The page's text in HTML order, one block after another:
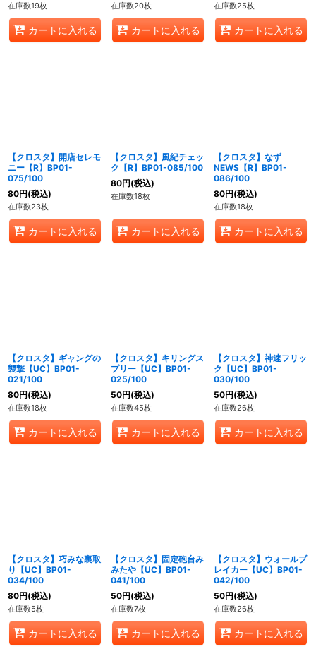
在庫数19枚
カートに入れる
在庫数20枚
カートに入れる
在庫数25枚
カートに入れる
【クロスタ】開店セレモ
ニー【R】BP01-
075/100
80円(税込)
在庫数23枚
カートに入れる
【クロスタ】風紀チェッ
ク【R】BP01-085/100
80円(税込)
在庫数18枚
カートに入れる
【クロスタ】なず
NEWS【R】BP01-
086/100
80円(税込)
在庫数18枚
カートに入れる
【クロスタ】ギャングの
襲撃【UC】BP01-
021/100
80円(税込)
在庫数18枚
カートに入れる
【クロスタ】キリングス
プリー【UC】BP01-
025/100
50円(税込)
在庫数45枚
カートに入れる
【クロスタ】神速フリッ
ク【UC】BP01-
030/100
50円(税込)
在庫数26枚
カートに入れる
【クロスタ】巧みな裏取
り【UC】BP01-
034/100
80円(税込)
在庫数5枚
カートに入れる
【クロスタ】固定砲台み
みたや【UC】BP01-
041/100
50円(税込)
在庫数7枚
カートに入れる
【クロスタ】ウォールブ
レイカー【UC】BP01-
042/100
50円(税込)
在庫数26枚
カートに入れる